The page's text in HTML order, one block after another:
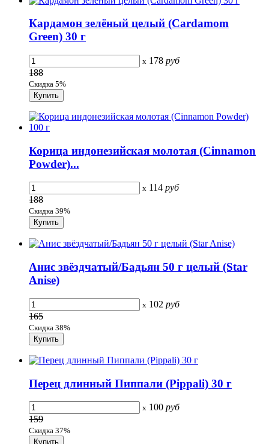
Кардамон зелёный целый (Cardamom
Green) 30 г
x 178 руб
188
Скидка 5%
Корица индонезийская молотая (Cinnamon
Powder)...
x 114 руб
188
Скидка 39%
Анис звёздчатый/Бадьян 50 г целый (Star
Anise)
x 102 руб
165
Скидка 38%
Перец длинный Пиппали (Pippali) 30 г
x 100 руб
159
Скидка 37%